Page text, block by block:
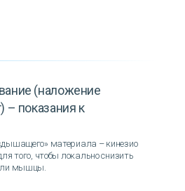
(наложение
– показания к
материала – кинезио
того, чтобы локально снизить
мышцы.